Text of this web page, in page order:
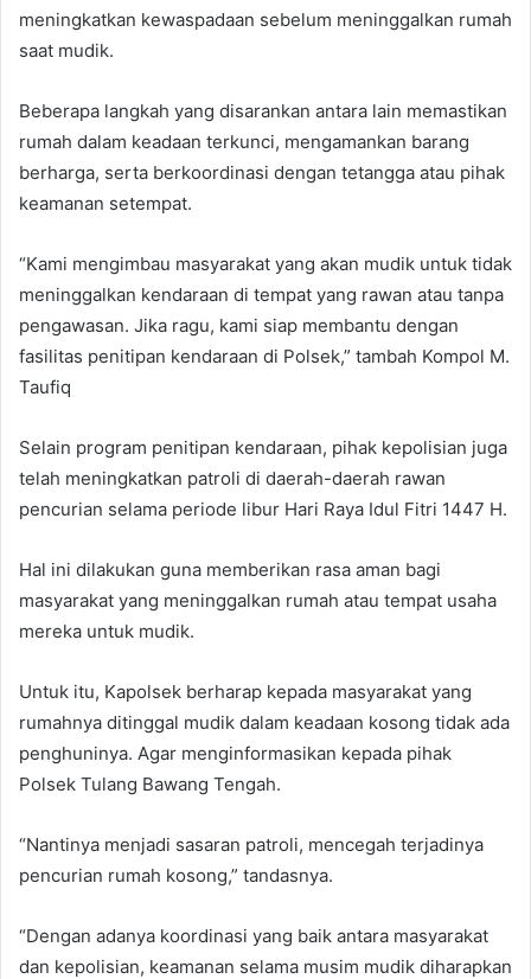
meningkatkan kewaspadaan sebelum meninggalkan rumah
saat mudik.
Beberapa langkah yang disarankan antara lain memastikan
rumah dalam keadaan terkunci, mengamankan barang
berharga, serta berkoordinasi dengan tetangga atau pihak
keamanan setempat.
“Kami mengimbau masyarakat yang akan mudik untuk tidak
meninggalkan kendaraan di tempat yang rawan atau tanpa
pengawasan. Jika ragu, kami siap membantu dengan
fasilitas penitipan kendaraan di Polsek,” tambah Kompol M.
Taufiq
Selain program penitipan kendaraan, pihak kepolisian juga
telah meningkatkan patroli di daerah-daerah rawan
pencurian selama periode libur Hari Raya Idul Fitri 1447 H.
Hal ini dilakukan guna memberikan rasa aman bagi
masyarakat yang meninggalkan rumah atau tempat usaha
mereka untuk mudik.
Untuk itu, Kapolsek berharap kepada masyarakat yang
rumahnya ditinggal mudik dalam keadaan kosong tidak ada
penghuninya. Agar menginformasikan kepada pihak
Polsek Tulang Bawang Tengah.
“Nantinya menjadi sasaran patroli, mencegah terjadinya
pencurian rumah kosong,” tandasnya.
“Dengan adanya koordinasi yang baik antara masyarakat
dan kepolisian, keamanan selama musim mudik diharapkan